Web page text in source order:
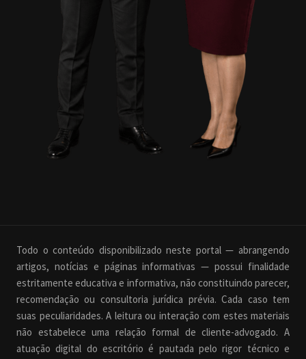
Todo o conteúdo disponibilizado neste portal — abrangendo
artigos, notícias e páginas informativas — possui finalidade
estritamente educativa e informativa, não constituindo parecer,
recomendação ou consultoria jurídica prévia. Cada caso tem
suas peculiaridades. A leitura ou interação com estes materiais
não estabelece uma relação formal de cliente-advogado. A
atuação digital do escritório é pautada pelo rigor técnico e